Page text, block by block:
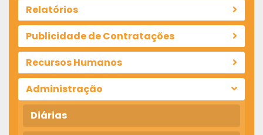
Relatórios
Publicidade de Contratações
Recursos Humanos
Administração
Diárias